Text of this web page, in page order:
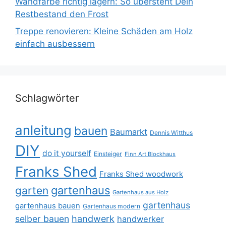
Restbestand den Frost
Treppe renovieren: Kleine Schäden am Holz
einfach ausbessern
Schlagwörter
anleitung bauen Baumarkt Dennis Witthus
DIY do it yourself Einsteiger Finn Art Blockhaus
Franks Shed Franks Shed woodwork
garten gartenhaus Gartenhaus aus Holz
gartenhaus bauen Gartenhaus modern gartenhaus
selber bauen handwerk handwerker